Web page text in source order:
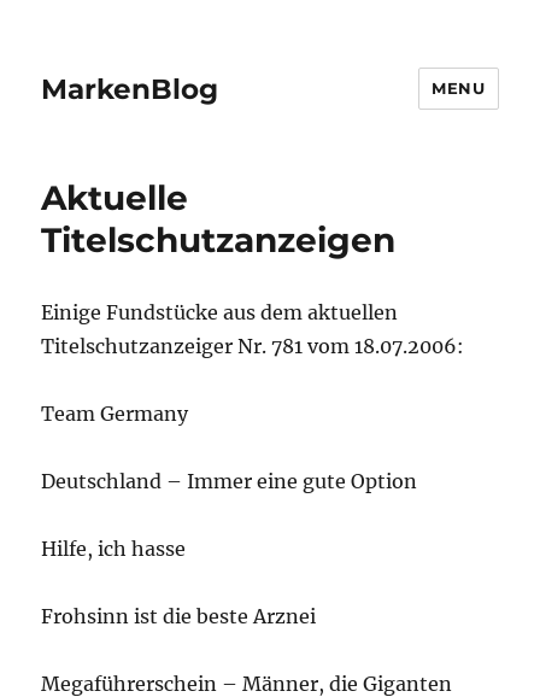
MarkenBlog MENU
Aktuelle
Titelschutzanzeigen
Einige Fundstücke aus dem aktuellen
Titelschutzanzeiger Nr. 781 vom 18.07.2006:
Team Germany
Deutschland – Immer eine gute Option
Hilfe, ich hasse
Frohsinn ist die beste Arznei
Megaführerschein – Männer, die Giganten